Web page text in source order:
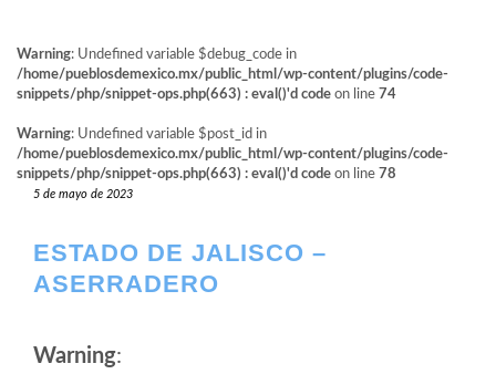
Warning: Undefined variable $debug_code in
/home/pueblosdemexico.mx/public_html/wp-content/plugins/code-
snippets/php/snippet-ops.php(663) : eval()'d code on line 74
Warning: Undefined variable $post_id in
/home/pueblosdemexico.mx/public_html/wp-content/plugins/code-
snippets/php/snippet-ops.php(663) : eval()'d code on line 78
5 de mayo de 2023
ESTADO DE JALISCO –
ASERRADERO
Warning: